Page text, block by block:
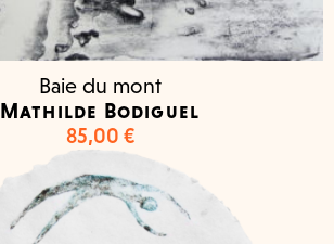
Baie du mont
Mathilde Bodiguel
85,00 €